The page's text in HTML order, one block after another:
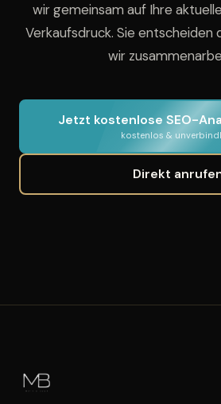
wir gemeinsam auf Ihre
Verkaufsdruck. Sie entscheiden
wir
Jetzt kostenlose SEO-
kostenlos &
Direkt